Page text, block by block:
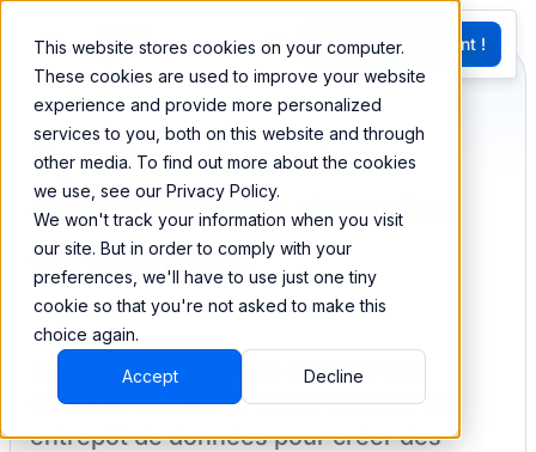
This website stores cookies on your computer.
These cookies are used to improve your website
experience and provide more personalized
services to you, both on this website and through
other media. To find out more about the cookies
we use, see our Privacy Policy.
We won't track your information when you visit
our site. But in order to comply with your
preferences, we'll have to use just one tiny
cookie so that you're not asked to make this
choice again.
Accept Decline
EN
G
Essayez Maintenant !
Synchronisez et
combinez vos données
de Qualtrics
BEEM vous permet de charger vos
données à partir deQualtricsdans un
entrepôt de données pour créer des